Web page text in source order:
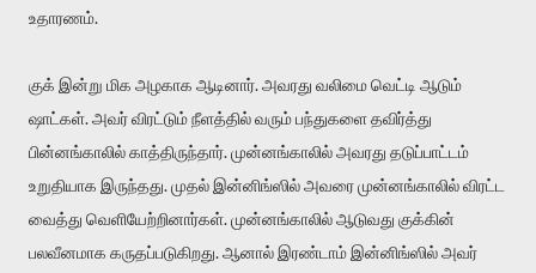
உதாரணம்.
குக் இன்று மிக அழகாக ஆடினார். அவரது வலிமை வெட்டி ஆடும்
ஷாட்கள். அவர் விரட்டும் நீளத்தில் வரும் பந்துகளை தவிர்த்து
பின்னங்காலில் காத்திருந்தார். முன்னங்காலில் அவரது தடுப்பாட்டம்
உறுதியாக இருந்தது. முதல் இன்னிங்ஸில் அவரை முன்னங்காலில் விரட்ட
வைத்து வெளியேற்றினார்கள். முன்னங்காலில் ஆடுவது குக்கின்
பலவீனமாக கருதப்படுகிறது. ஆனால் இரண்டாம் இன்னிங்ஸில் அவர்